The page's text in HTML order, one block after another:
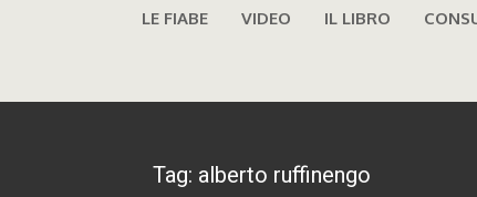
LE FIABE VIDEO IL LIBRO
Tag: alberto ruffinengo